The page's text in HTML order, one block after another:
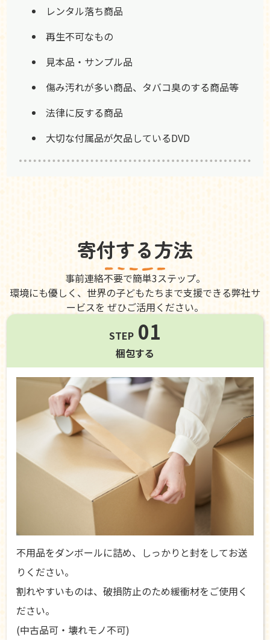
レンタル落ち商品
再生不可なもの
見本品・サンプル品
傷み汚れが多い商品、タバコ臭のする商品等
法律に反する商品
大切な付属品が欠品しているDVD
寄付する方法
事前連絡不要で簡単3ステップ。
環境にも優しく、世界の子どもたちまで支援できる弊社サ
ービスを ぜひご活用ください。
STEP 01
梱包する
不用品をダンボールに詰め、しっかりと封をしてお送
りください。
割れやすいものは、破損防止のため緩衝材をご使用く
ださい。
(中古品可・壊れモノ不可)